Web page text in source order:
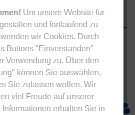
Um unsere Website für
und fortlaufend zu
wir Cookies. Durch
Buttons "Einverstanden"
Verwendung zu. Über den
können Sie auswählen,
Sie zulassen wollen. Wir
viel Freude auf unserer
erhalten Sie in
Deutschlands